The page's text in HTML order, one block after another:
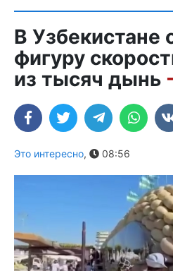
В Узбекистане
фигуру
из тысяч дынь
Это интересно, 08:56